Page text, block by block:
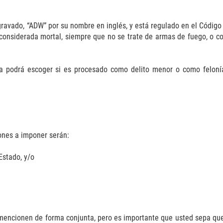
“ADW” por su nombre en inglés, y está regulado en el
mortal, siempre que no se trate de armas de fuego, o
podrá escoger si es procesado como delito menor o como
a imponer serán:
y/o
de forma conjunta, pero es importante que usted sepa